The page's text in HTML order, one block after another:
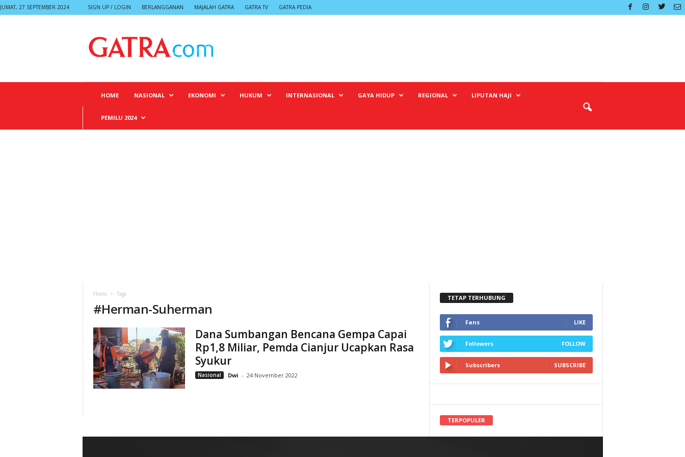
JUMAT, 27 SEPTEMBER 2024 SIGN UP / LOGIN BERLANGGANAN MAJALAH GATRA GATRA TV GATRA PEDIA
HOME NASIONAL EKONOMI HUKUM INTERNASIONAL GAYA HIDUP REGIONAL LIPUTAN HAJI
PEMILU 2024
Home Tags
#Herman-Suherman
Dana Sumbangan Bencana Gempa Capai
Rp1,8 Miliar, Pemda Cianjur Ucapkan Rasa
Syukur
Nasional Dwi - 24 November 2022
TETAP TERHUBUNG
Fans LIKE
Followers FOLLOW
Subscribers SUBSCRIBE
TERPOPULER